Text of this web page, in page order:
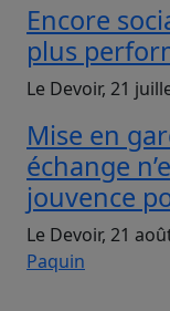
Encore
plus
Le Devoir, 21
Mise en
échange
jouvence
Le Devoir, 21
Paquin